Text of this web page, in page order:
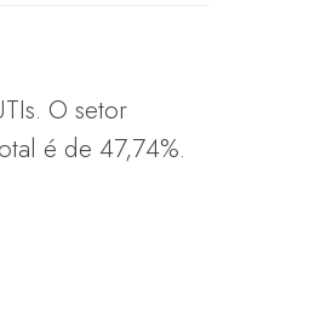
O setor
é de 47,74%.